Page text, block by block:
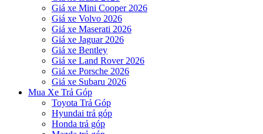
Giá xe Mini Cooper 2026
Giá xe Volvo 2026
Giá xe Maserati 2026
Giá xe Jaguar 2026
Giá xe Bentley
Giá xe Land Rover 2026
Giá xe Porsche 2026
Giá xe Subaru 2026
Mua Xe Trả Góp
Toyota Trả Góp
Hyundai trả góp
Honda trả góp